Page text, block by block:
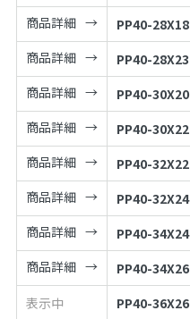
商品詳細
PP40-28X18
商品詳細
PP40-28X23
商品詳細
PP40-30X20
商品詳細
PP40-30X22
商品詳細
PP40-32X22
商品詳細
PP40-32X24
商品詳細
PP40-34X24
商品詳細
PP40-34X26
表示中
PP40-36X26